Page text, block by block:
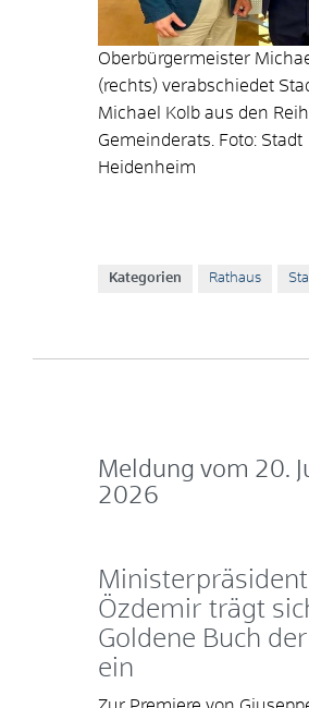
Oberbürgermeister
(rechts) verabschiedet
Michael Kolb aus den
Gemeinderats. Foto: Stadt
Heidenheim
Kategorien Rathaus
Meldung vom 20.
2026
Ministerpräsident
Özdemir trägt
Goldene Buch
ein